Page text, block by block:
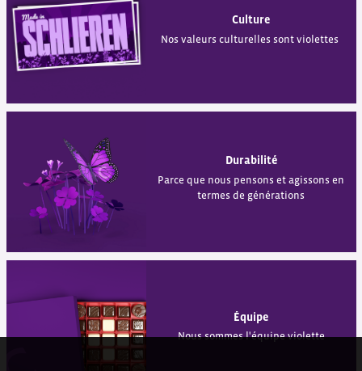
Culture
Nos valeurs culturelles sont violettes
Durabilité
Parce que nous pensons et agissons en
termes de générations
Équipe
Nous sommes l'équipe violette